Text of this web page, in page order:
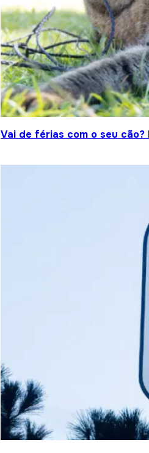
Vai de férias com o seu